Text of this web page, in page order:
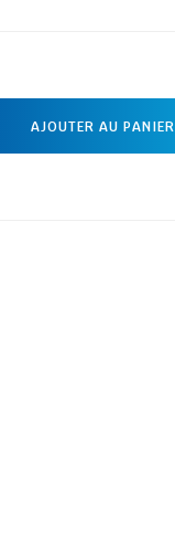
AJOUTER AU PANIER